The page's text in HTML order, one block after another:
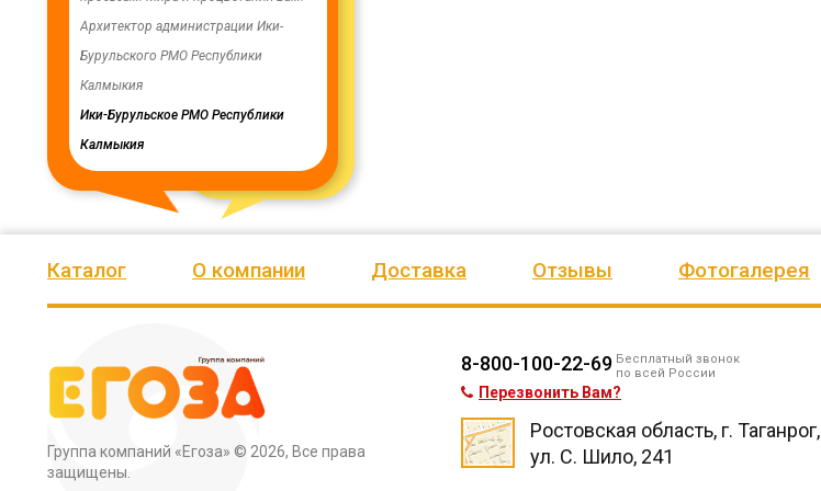
Архитектор администрации Ики-
Бурульского РМО Республики
Калмыкия
Ики-Бурульское РМО Республики
Калмыкия
Бага-Чоносовское сельское
муниципальное образование
Целинного района Республики
Калмыкия
Каталог О компании Доставка Отзывы Фотогалерея
Группа компаний «Егоза» © 2026, Все права
защищены.
8-800-100-22-69 Бесплатный звонок
по всей России
Перезвонить Вам?
Ростовская область, г. Таганрог,
ул. С. Шило, 241